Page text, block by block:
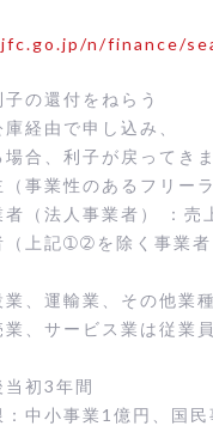
n/finance/
の還付をねらう
経由で申し込み、
合、利子が戻ってき
事業性のあるフリー
（法⼈事業者） ：売
上記➀➁を除く事業者
業、運輸業、その他業
業、サービス業は従業
当初3年間
：中⼩事業1億円、国